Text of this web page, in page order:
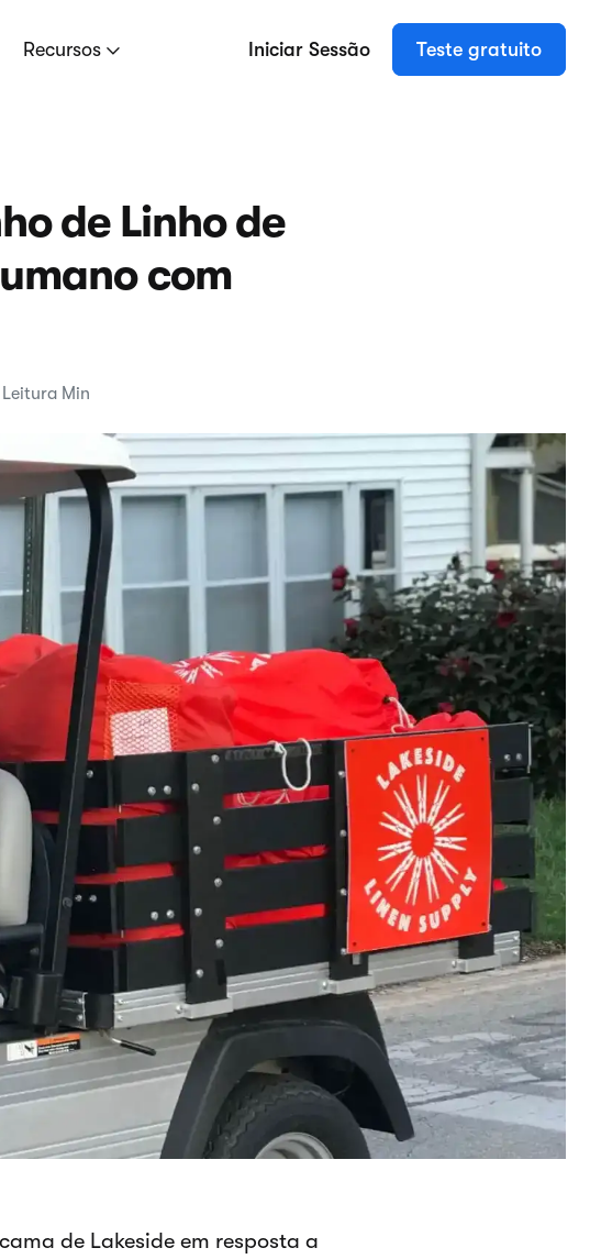
Recursos Iniciar Sessão Teste gratuito
de Linho de
com
Leitura Min
de Lakeside em resposta a